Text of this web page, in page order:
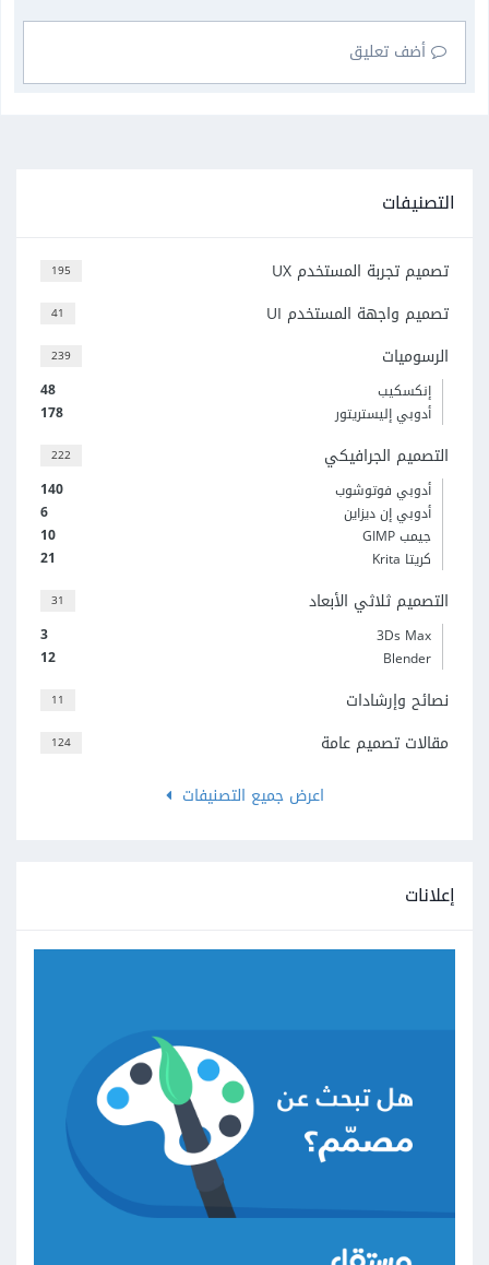
أضف تعليق
التصنيفات
195 تصميم تجربة المستخدم UX
41 تصميم واجهة المستخدم UI
239 الرسوميات
48
إنكسكيب
178
أدوبي إليستريتور
222 التصميم الجرافيكي
140
أدوبي فوتوشوب
6
أدوبي إن ديزاين
10
جيمب GIMP
21
كريتا Krita
31 التصميم ثلاثي الأبعاد
3
3Ds Max
12
Blender
11 نصائح وإرشادات
124
مقالات تصميم عامة
اعرض جميع التصنيفات
إعلانات